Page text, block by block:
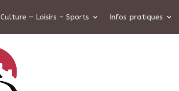
Culture – Loisirs – Sports Infos pratiques